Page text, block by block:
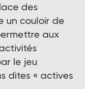
des
un couloir de
aux
le jeu
dites « actives